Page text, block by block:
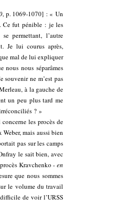
, p. 1069-1070] : « Un
Ce fut pénible : je les
permettant, l’autre
Je lui courus après,
mal de lui expliquer
nous nous séparâmes
ne m’est pas
à la gauche de
un peu plus tard me
? »
les procès de
mais aussi bien
pas sur les camps
le sait bien, avec
Kravchenko - en
que nous sommes
le volume du travail
de voir l’URSS